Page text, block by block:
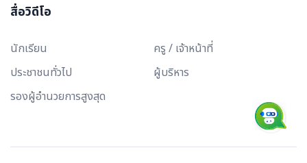
สื่อวิดีโอ
นักเรียน
ครู / เจ้าหน้าที่
ประชาชนทั่วไป
ผู้บริหาร
รองผู้อำนวยการสูงสุด